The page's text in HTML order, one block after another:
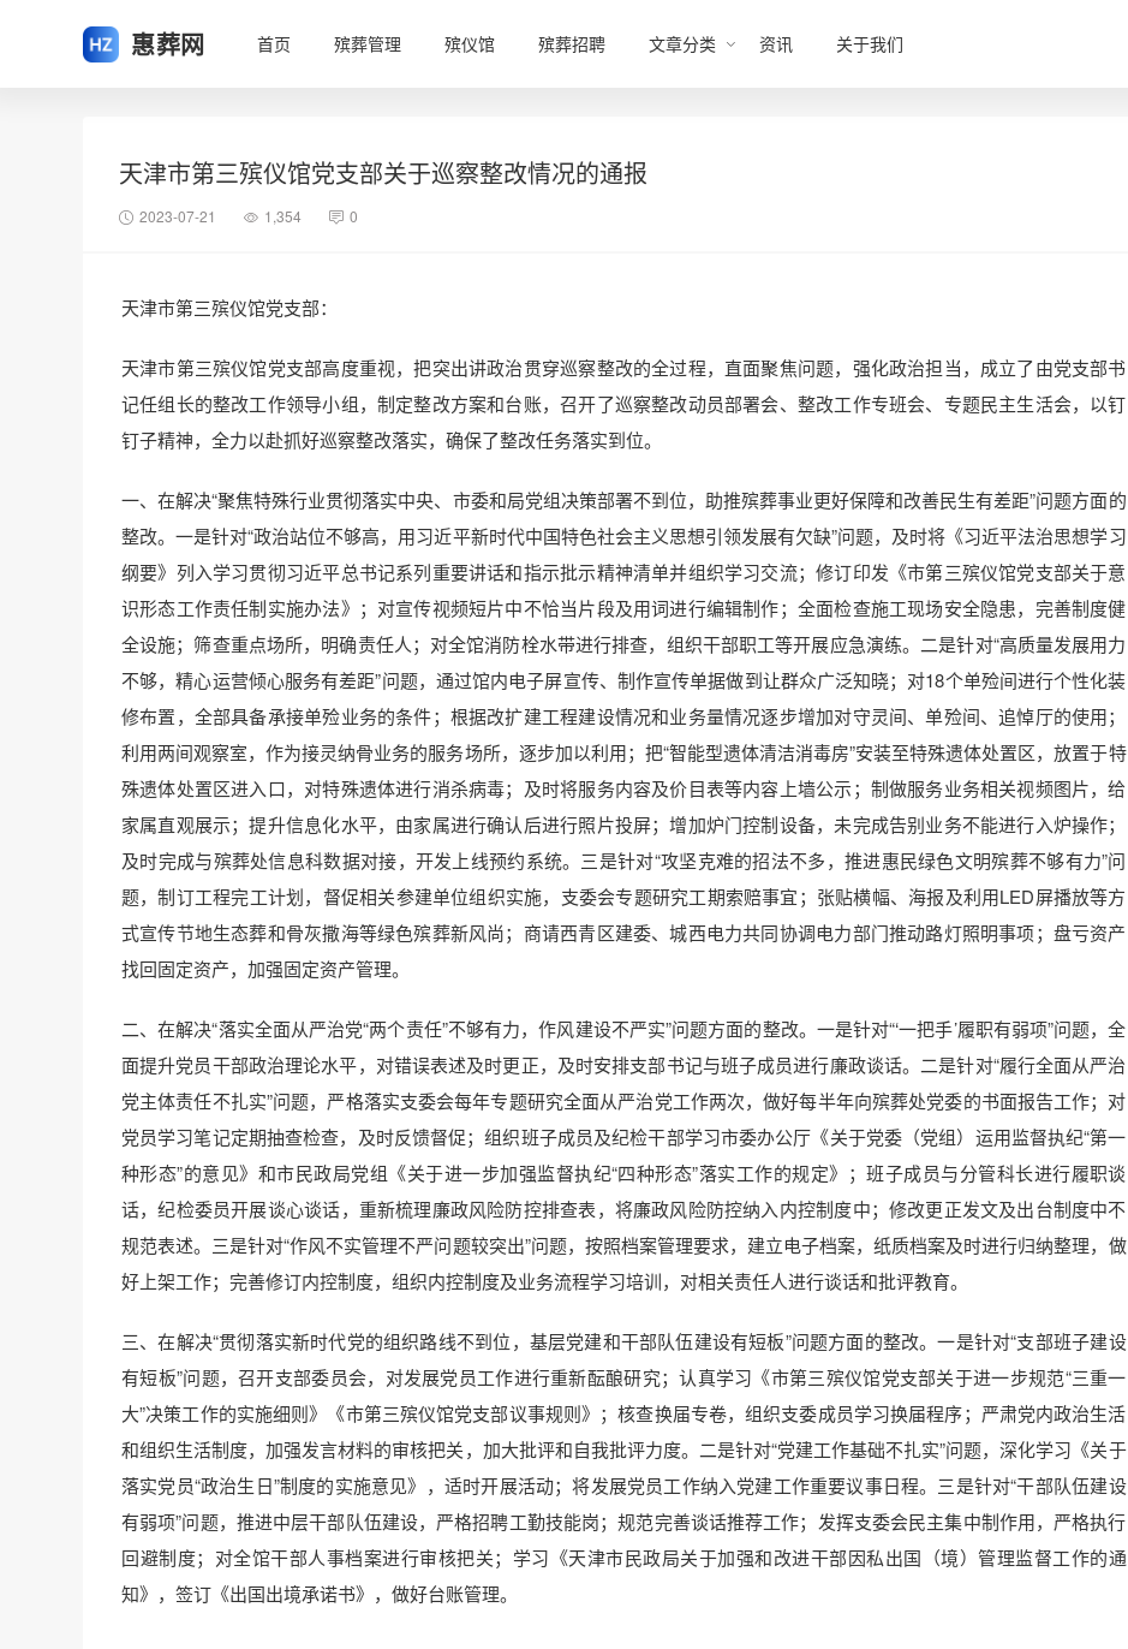
惠葬网 首页 殡葬管理 殡仪馆 殡葬招聘 文章分类 资讯 关于我们
天津市第三殡仪馆党支部关于巡察整改情况的通报
2023-07-21 1,354 0
天津市第三殡仪馆党支部：
天津市第三殡仪馆党支部高度重视，把突出讲政治贯穿巡察整改的全过程，直面聚焦问题，强化政治担当，成立了由党支部书
记任组长的整改工作领导小组，制定整改方案和台账，召开了巡察整改动员部署会、整改工作专班会、专题民主生活会，以钉
钉子精神，全力以赴抓好巡察整改落实，确保了整改任务落实到位。
一、在解决“聚焦特殊行业贯彻落实中央、市委和局党组决策部署不到位，助推殡葬事业更好保障和改善民生有差距”问题方面的
整改。一是针对“政治站位不够高，用习近平新时代中国特色社会主义思想引领发展有欠缺”问题，及时将《习近平法治思想学习
纲要》列入学习贯彻习近平总书记系列重要讲话和指示批示精神清单并组织学习交流；修订印发《市第三殡仪馆党支部关于意
识形态工作责任制实施办法》；对宣传视频短片中不恰当片段及用词进行编辑制作；全面检查施工现场安全隐患，完善制度健
全设施；筛查重点场所，明确责任人；对全馆消防栓水带进行排查，组织干部职工等开展应急演练。二是针对“高质量发展用力
不够，精心运营倾心服务有差距”问题，通过馆内电子屏宣传、制作宣传单据做到让群众广泛知晓；对18个单殓间进行个性化装
修布置，全部具备承接单殓业务的条件；根据改扩建工程建设情况和业务量情况逐步增加对守灵间、单殓间、追悼厅的使用；
利用两间观察室，作为接灵纳骨业务的服务场所，逐步加以利用；把“智能型遗体清洁消毒房”安装至特殊遗体处置区，放置于特
殊遗体处置区进入口，对特殊遗体进行消杀病毒；及时将服务内容及价目表等内容上墙公示；制做服务业务相关视频图片，给
家属直观展示；提升信息化水平，由家属进行确认后进行照片投屏；增加炉门控制设备，未完成告别业务不能进行入炉操作；
及时完成与殡葬处信息科数据对接，开发上线预约系统。三是针对“攻坚克难的招法不多，推进惠民绿色文明殡葬不够有力”问
题，制订工程完工计划，督促相关参建单位组织实施，支委会专题研究工期索赔事宜；张贴横幅、海报及利用LED屏播放等方
式宣传节地生态葬和骨灰撒海等绿色殡葬新风尚；商请西青区建委、城西电力共同协调电力部门推动路灯照明事项；盘亏资产
找回固定资产，加强固定资产管理。
二、在解决“落实全面从严治党“两个责任”不够有力，作风建设不严实”问题方面的整改。一是针对“‘一把手’履职有弱项”问题，全
面提升党员干部政治理论水平，对错误表述及时更正，及时安排支部书记与班子成员进行廉政谈话。二是针对“履行全面从严治
党主体责任不扎实”问题，严格落实支委会每年专题研究全面从严治党工作两次，做好每半年向殡葬处党委的书面报告工作；对
党员学习笔记定期抽查检查，及时反馈督促；组织班子成员及纪检干部学习市委办公厅《关于党委（党组）运用监督执纪“第一
种形态”的意见》和市民政局党组《关于进一步加强监督执纪“四种形态”落实工作的规定》；班子成员与分管科长进行履职谈
话，纪检委员开展谈心谈话，重新梳理廉政风险防控排查表，将廉政风险防控纳入内控制度中；修改更正发文及出台制度中不
规范表述。三是针对“作风不实管理不严问题较突出”问题，按照档案管理要求，建立电子档案，纸质档案及时进行归纳整理，做
好上架工作；完善修订内控制度，组织内控制度及业务流程学习培训，对相关责任人进行谈话和批评教育。
三、在解决“贯彻落实新时代党的组织路线不到位，基层党建和干部队伍建设有短板”问题方面的整改。一是针对“支部班子建设
有短板”问题，召开支部委员会，对发展党员工作进行重新酝酿研究；认真学习《市第三殡仪馆党支部关于进一步规范“三重一
大”决策工作的实施细则》《市第三殡仪馆党支部议事规则》；核查换届专卷，组织支委成员学习换届程序；严肃党内政治生活
和组织生活制度，加强发言材料的审核把关，加大批评和自我批评力度。二是针对“党建工作基础不扎实”问题，深化学习《关于
落实党员“政治生日”制度的实施意见》，适时开展活动；将发展党员工作纳入党建工作重要议事日程。三是针对“干部队伍建设
有弱项”问题，推进中层干部队伍建设，严格招聘工勤技能岗；规范完善谈话推荐工作；发挥支委会民主集中制作用，严格执行
回避制度；对全馆干部人事档案进行审核把关；学习《天津市民政局关于加强和改进干部因私出国（境）管理监督工作的通
知》，签订《出国出境承诺书》，做好台账管理。